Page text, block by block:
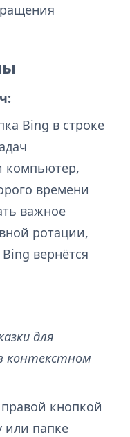
Bing в строке
компьютер,
времени
важное
ротации,
вернётся
для
контекстном
кнопкой
папке